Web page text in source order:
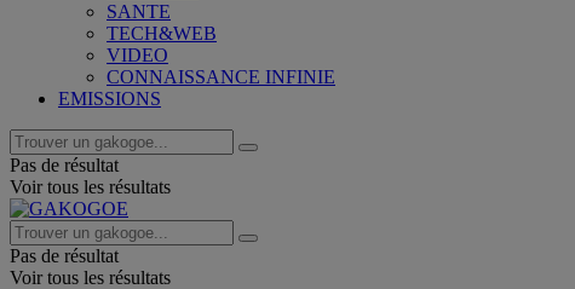
SANTE
TECH&WEB
VIDEO
CONNAISSANCE INFINIE
EMISSIONS
Pas de résultat
Voir tous les résultats
Pas de résultat
Voir tous les résultats